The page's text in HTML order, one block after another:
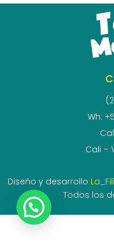
Wh:
Cali –
Diseño y desarrollo
Todos los